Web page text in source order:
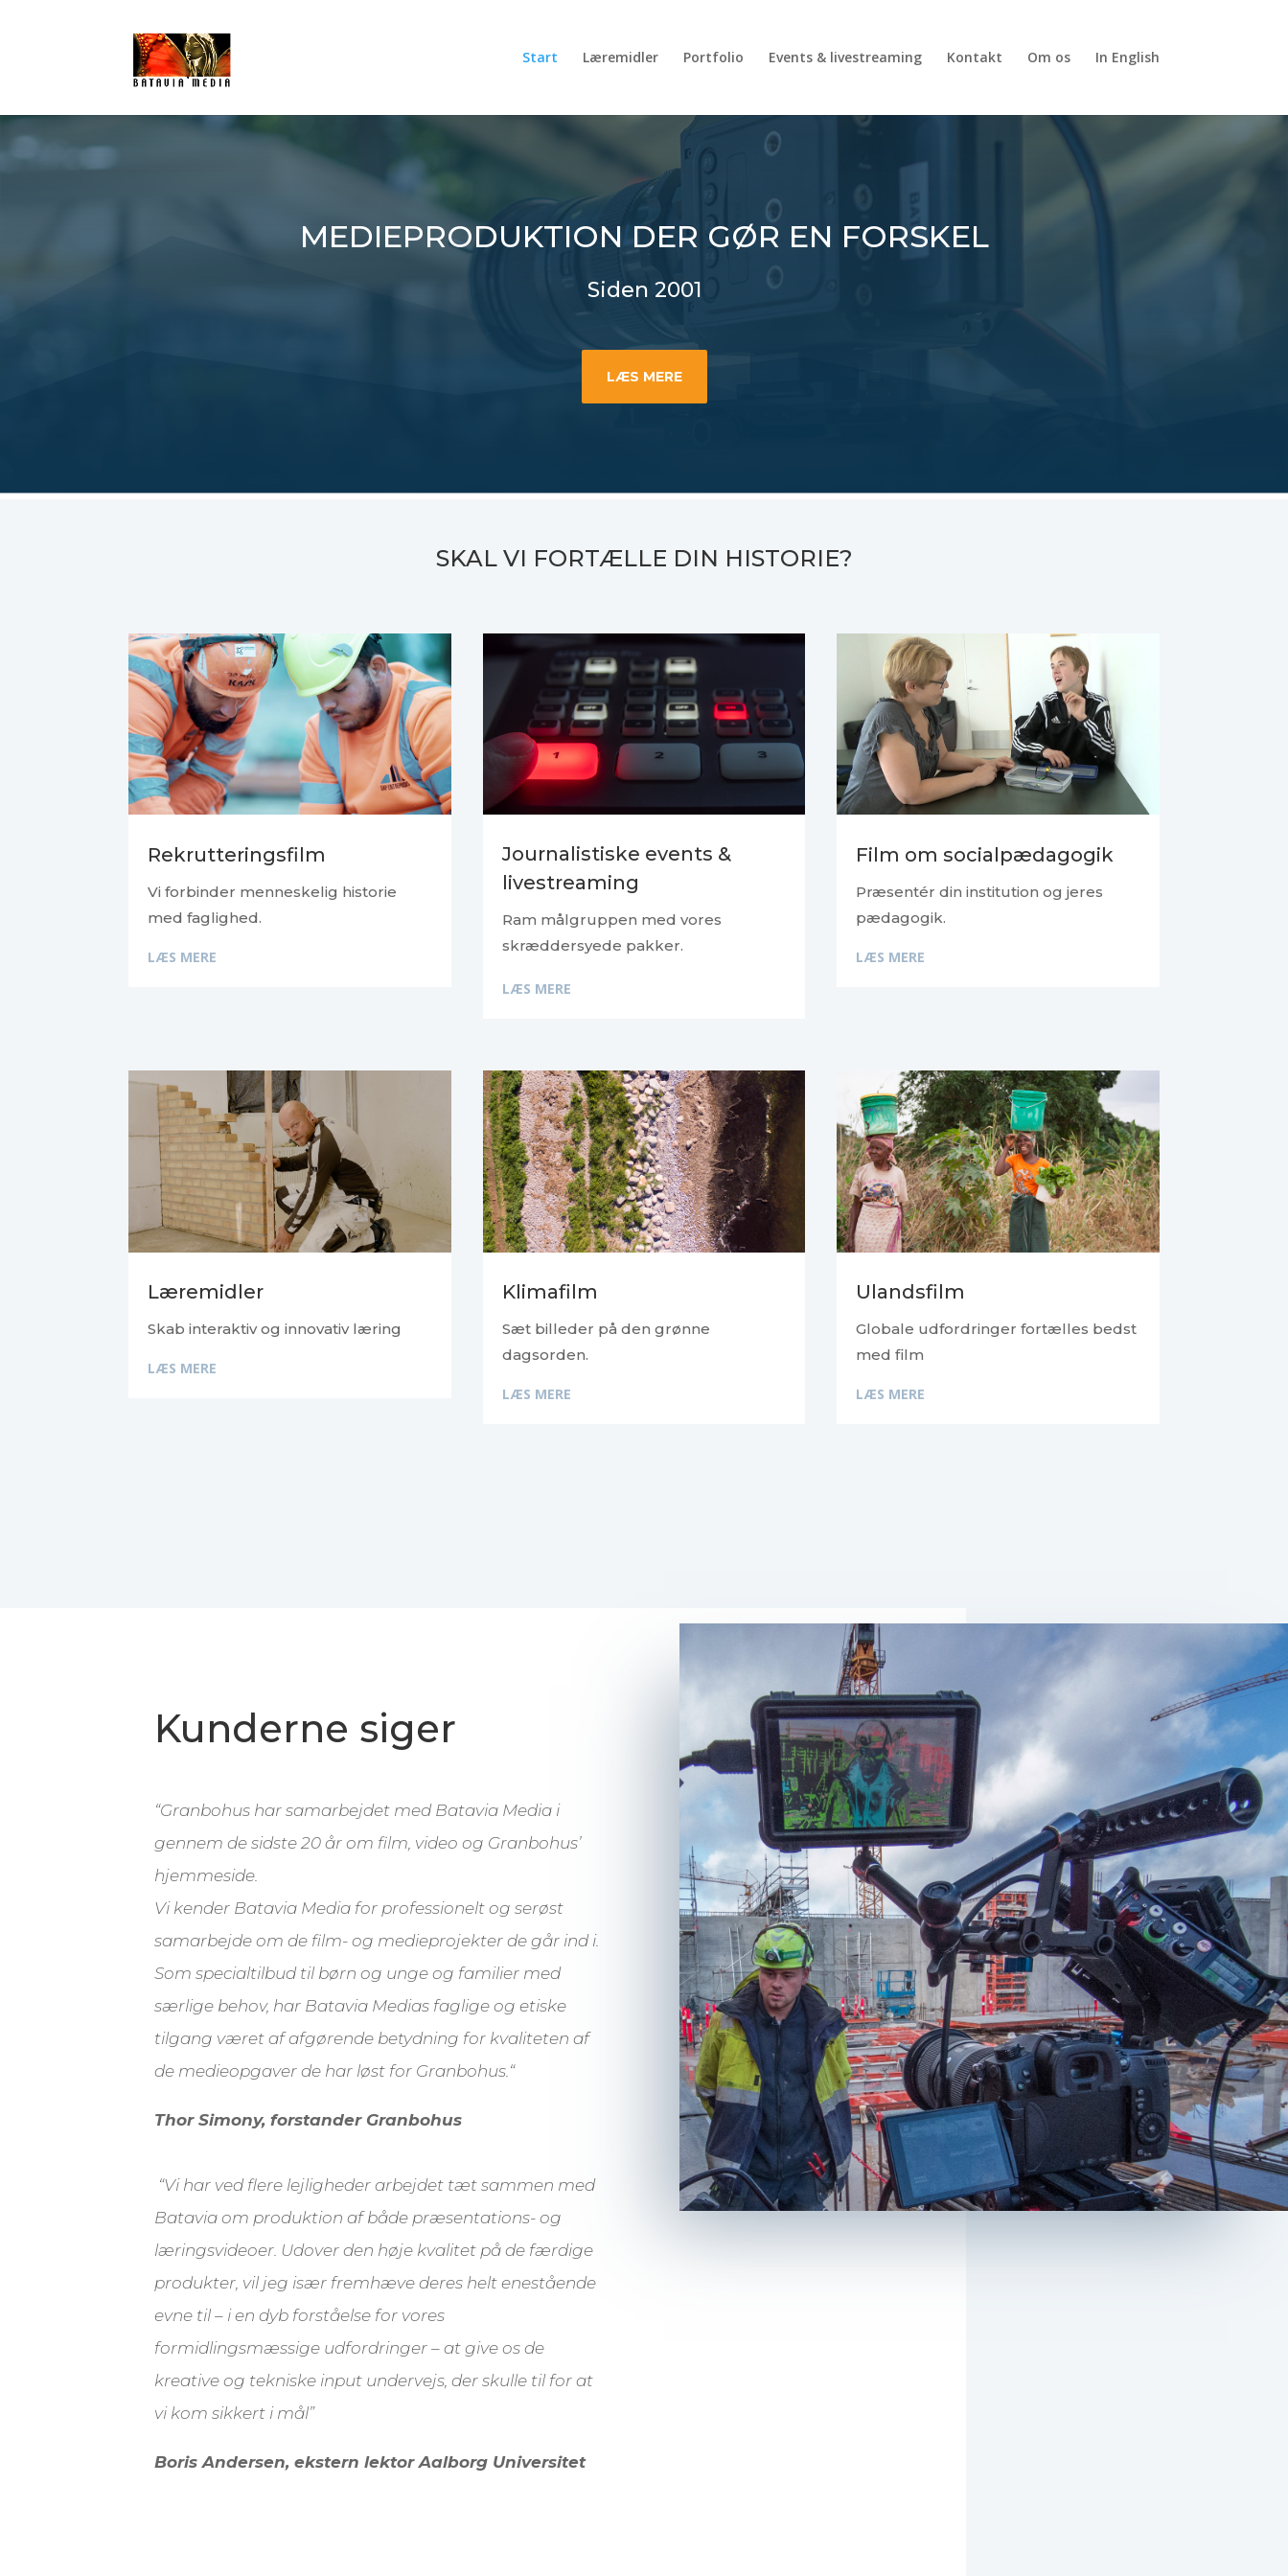
Start Læremidler Portfolio Events & livestreaming Kontakt Om os In English
MEDIEPRODUKTION DER GØR EN FORSKEL
Siden 2001
LÆS MERE
SKAL VI FORTÆLLE DIN HISTORIE?
Rekrutteringsfilm
Vi forbinder menneskelig historie
med faglighed.
LÆS MERE
Journalistiske events &
livestreaming
Ram målgruppen med vores
skræddersyede pakker.
LÆS MERE
Film om socialpædagogik
Præsentér din institution og jeres
pædagogik.
LÆS MERE
Læremidler
Skab interaktiv og innovativ læring
LÆS MERE
Klimafilm
Sæt billeder på den grønne
dagsorden.
LÆS MERE
Ulandsfilm
Globale udfordringer fortælles bedst
med film
LÆS MERE
Kunderne siger
“Granbohus har samarbejdet med Batavia Media i
gennem de sidste 20 år om film, video og Granbohus’
hjemmeside.
Vi kender Batavia Media for professionelt og serøst
samarbejde om de film- og medieprojekter de går ind i.
Som specialtilbud til børn og unge og familier med
særlige behov, har Batavia Medias faglige og etiske
tilgang været af afgørende betydning for kvaliteten af
de medieopgaver de har løst for Granbohus. “
Thor Simony, forstander Granbohus
“Vi har ved flere lejligheder arbejdet tæt sammen med
Batavia om produktion af både præsentations- og
læringsvideoer. Udover den høje kvalitet på de færdige
produkter, vil jeg især fremhæve deres helt enestående
evne til – i en dyb forståelse for vores
formidlingsmæssige udfordringer – at give os de
kreative og tekniske input undervejs, der skulle til for at
vi kom sikkert i mål”
Boris Andersen, ekstern lektor Aalborg Universitet